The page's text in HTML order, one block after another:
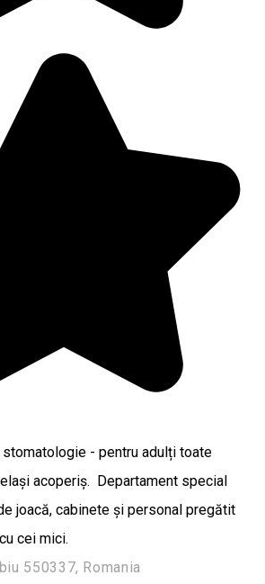
- pentru adulți toate
acoperiș. Departament special
joacă, cabinete și personal pregătit
cei mici.
550337, Romania